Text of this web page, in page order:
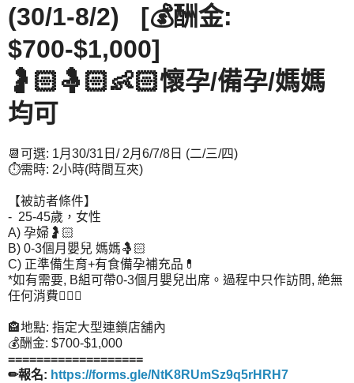
(30/1-8/2) [💰酬金:
$700-$1,000]
🤰🏻🤱🏻👶🏻懷孕/備孕/媽媽
均可
📆可選: 1月30/31日/ 2月6/7/8日 (二/三/四)
⏱️需時: 2小時(時間互夾)
【被訪者條件】
- 25-45歲，女性
A) 孕婦🤰🏻
B) 0-3個月嬰兒 媽媽🤱🏻
C) 正準備生育+有食備孕補充品💊
*如有需要, B組可帶0-3個月嬰兒出席。過程中只作訪問, 絶無
任何消費🙅🏻‍♀️
🏤地點: 指定大型連鎖店舖內
💰酬金: $700-$1,000
===================
✏報名: https://forms.gle/NtK8RUmSz9q5rHRH7